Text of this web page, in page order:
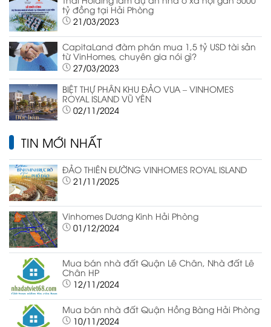
tỷ đồng tại Hải Phòng
21/03/2023
CapitaLand đàm phán mua 1,5 tỷ USD tài sản
từ VinHomes, chuyên gia nói gì?
27/03/2023
BIỆT THỰ PHÂN KHU ĐẢO VUA – VINHOMES
ROYAL ISLAND VŨ YÊN
02/11/2024
TIN MỚI NHẤT
ĐẢO THIÊN ĐƯỜNG VINHOMES ROYAL ISLAND
21/11/2025
Vinhomes Dương Kinh Hải Phòng
01/12/2024
Mua bán nhà đất Quận Lê Chân, Nhà đất Lê
Chân HP
12/11/2024
Mua bán nhà đất Quận Hồng Bàng Hải Phòng
10/11/2024